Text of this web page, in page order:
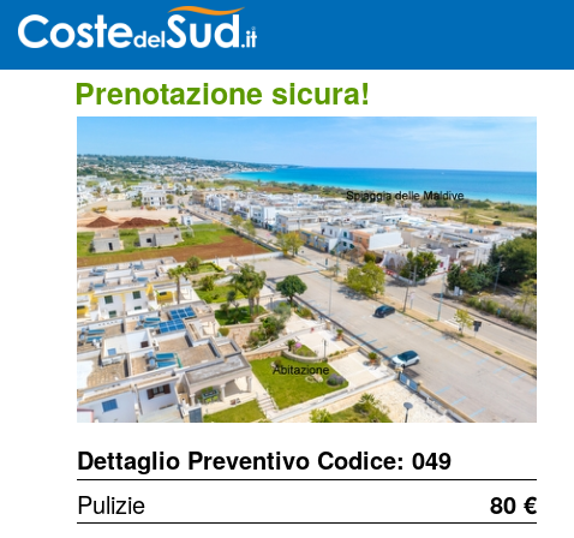
Prenotazione sicura!
Dettaglio Preventivo Codice: 049
Pulizie
80 €